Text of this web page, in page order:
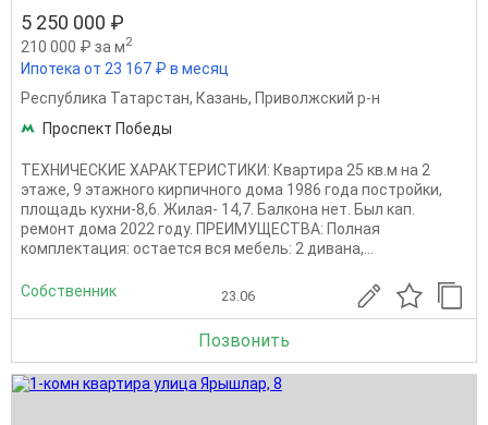
5 250 000 ₽
210 000 ₽ за м2
Ипотека от 23 167 ₽ в месяц
Республика Татарстан, Казань, Приволжский р-н
Проспект Победы
ТЕХНИЧЕСКИЕ ХАРАКТЕРИСТИКИ: Квартира 25 кв.м на 2
этaже, 9 этaжногo киpпичного домa 1986 годa пocтpoйки,
площадь кухни-8,6. Жилая- 14,7. Балкона нет. Был кап.
ремонт дома 2022 году. ПРЕИМУЩЕСТВА: Полная
комплектация: остается вся мебель: 2 дивана,...
Собственник 23.06
Позвонить